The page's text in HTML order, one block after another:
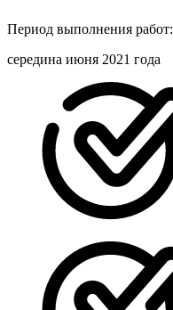
Период выполнения работ:
середина июня 2021 года